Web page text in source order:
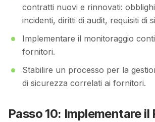
contratti nuovi e rinnovati:
incidenti, diritti di audit, requisiti di
Implementare il monitoraggio
fornitori.
Stabilire un processo per la
di sicurezza correlati ai fornitori.
Passo 10: Implementare il